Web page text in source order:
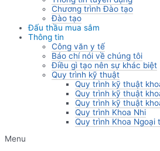
Chương trình Đào tạo
Đào tạo
Đấu thầu mua sắm
Thông tin
Công văn y tế
Báo chí nói về chúng tôi
Điều gì tạo nên sự khác biệt
Quy trình kỹ thuật
Quy trình kỹ thuật
Quy trình kỹ thuật
Quy trình kỹ thuật
Quy trình Khoa Nhi
Quy trình Khoa Ngoại
Menu